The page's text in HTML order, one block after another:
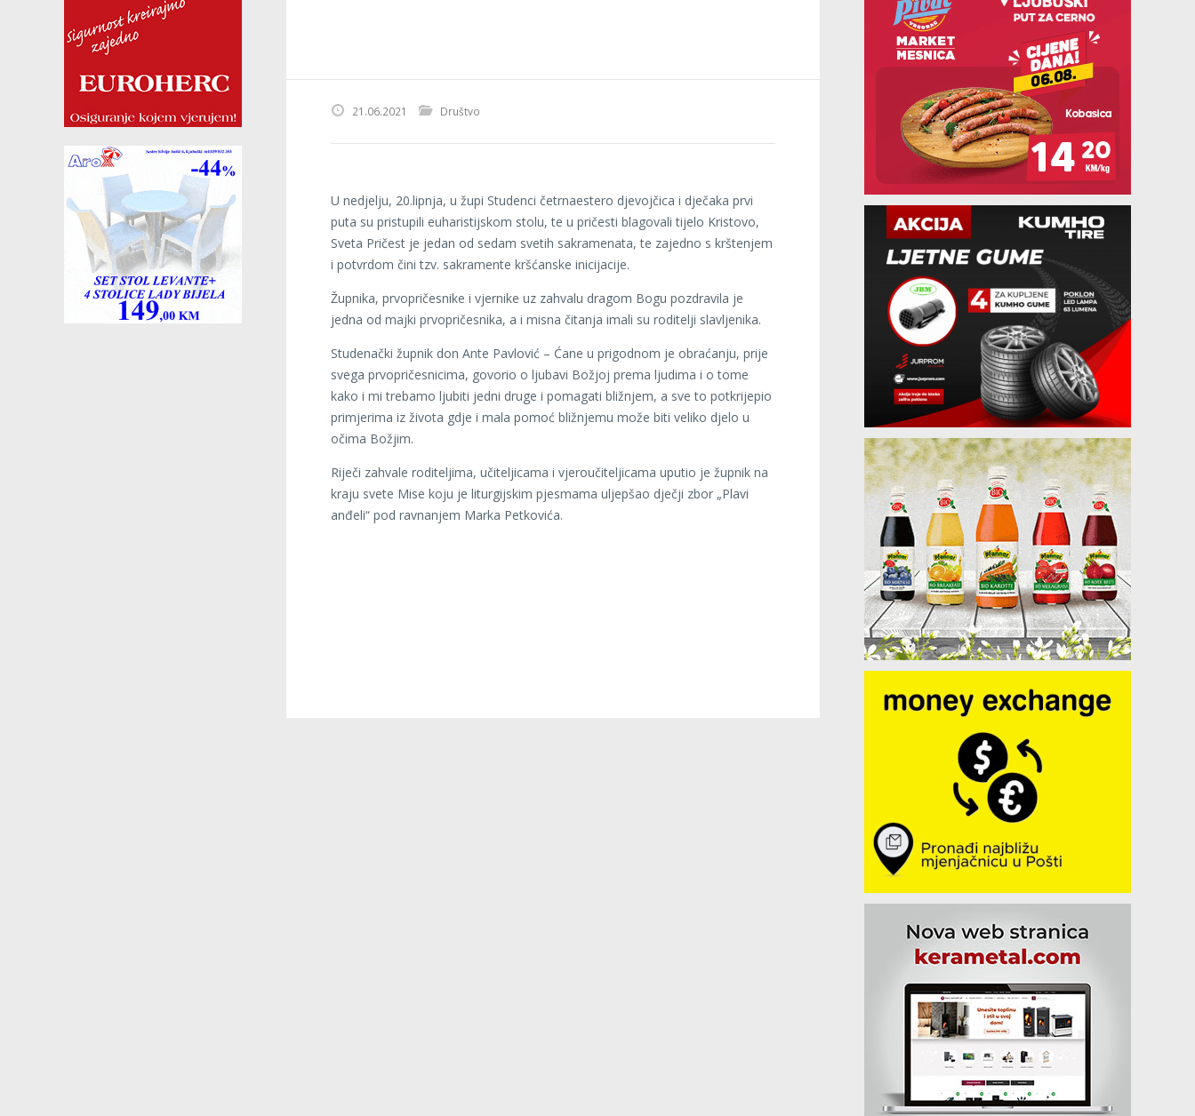
21.06.2021 Društvo
U nedjelju, 20.lipnja, u župi Studenci četrnaestero djevojčica i dječaka prvi
puta su pristupili euharistijskom stolu, te u pričesti blagovali tijelo Kristovo,
Sveta Pričest je jedan od sedam svetih sakramenata, te zajedno s krštenjem
i potvrdom čini tzv. sakramente kršćanske inicijacije.
Župnika, prvopričesnike i vjernike uz zahvalu dragom Bogu pozdravila je
jedna od majki prvopričesnika, a i misna čitanja imali su roditelji slavljenika.
Studenački župnik don Ante Pavlović – Ćane u prigodnom je obraćanju, prije
svega prvopričesnicima, govorio o ljubavi Božjoj prema ljudima i o tome
kako i mi trebamo ljubiti jedni druge i pomagati bližnjem, a sve to potkrijepio
primjerima iz života gdje i mala pomoć bližnjemu može biti veliko djelo u
očima Božjim.
Riječi zahvale roditeljima, učiteljicama i vjeroučiteljicama uputio je župnik na
kraju svete Mise koju je liturgijskim pjesmama uljepšao dječji zbor „Plavi
anđeli“ pod ravnanjem Marka Petkovića.